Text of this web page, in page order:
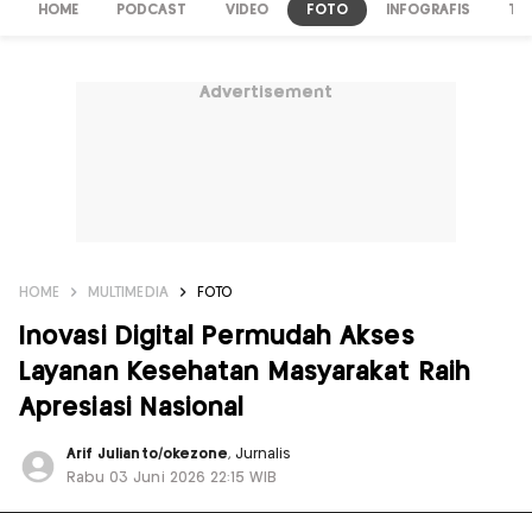
HOME PODCAST VIDEO FOTO INFOGRAFIS TV
Advertisement
HOME MULTIMEDIA FOTO
Inovasi Digital Permudah Akses
Layanan Kesehatan Masyarakat Raih
Apresiasi Nasional
Arif Julianto/okezone, Jurnalis
Rabu 03 Juni 2026 22:15 WIB